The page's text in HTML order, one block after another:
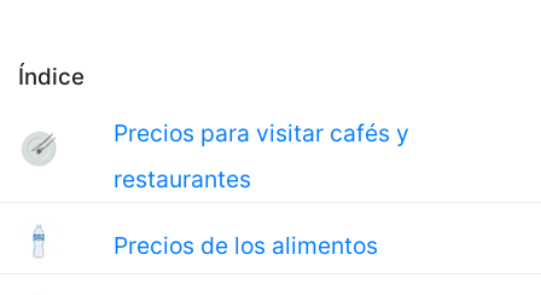
Índice
Precios para visitar cafés y
restaurantes
Precios de los alimentos